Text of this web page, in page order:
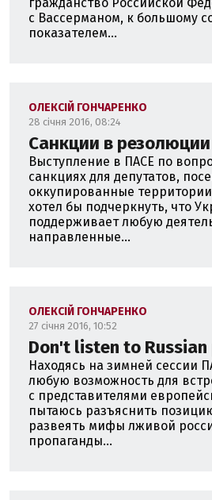
с Вассерманом, к большому
показателем...
ОЛЕКСІЙ ГОНЧАРЕНКО
28 січня 2016, 08:24
Санкции в
Выступление в ПАСЕ по
санкциях для депутатов,
оккупированные
хотел бы подчеркнуть, что
поддерживает любую
направленные...
ОЛЕКСІЙ ГОНЧАРЕНКО
27 січня 2016, 10:52
Don't listen to
Находясь на зимней сессии
любую возможность для
с представителями
пытаюсь разъяснить
развеять мифы лживой
пропаганды...